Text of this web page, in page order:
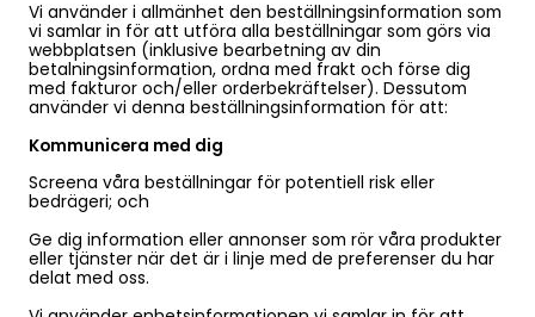
Vi använder i allmänhet den beställningsinformation som
vi samlar in för att utföra alla beställningar som görs via
webbplatsen (inklusive bearbetning av din
betalningsinformation, ordna med frakt och förse dig
med fakturor och/eller orderbekräftelser). Dessutom
använder vi denna beställningsinformation för att:
Kommunicera med dig
Screena våra beställningar för potentiell risk eller
bedrägeri; och
Ge dig information eller annonser som rör våra produkter
eller tjänster när det är i linje med de preferenser du har
delat med oss.